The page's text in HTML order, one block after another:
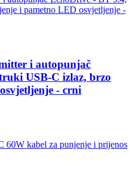
i autopunjač
USB-C izlaz, brzo
- crni